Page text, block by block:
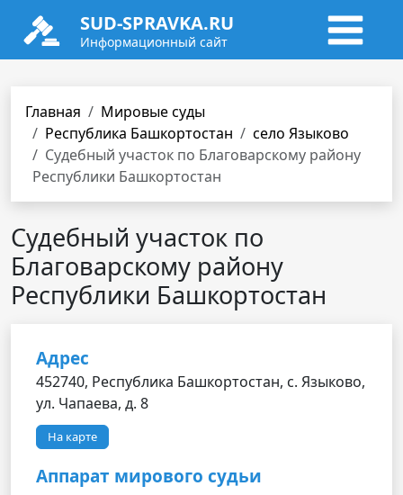
SUD-SPRAVKA.RU
Информационный сайт
Главная
Мировые суды
Республика Башкортостан
село Языково
Судебный участок по Благоварскому району
Республики Башкортостан
Судебный участок по
Благоварскому району
Республики Башкортостан
Адрес
452740, Республика Башкортостан, с. Языково,
ул. Чапаева, д. 8
На карте
Аппарат мирового судьи